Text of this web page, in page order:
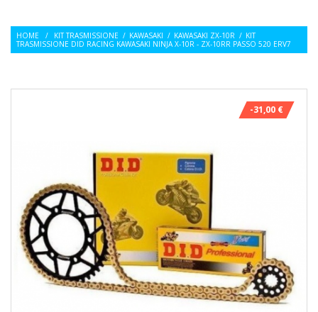
HOME / KIT TRASMISSIONE / KAWASAKI / KAWASAKI ZX-10R / KIT
TRASMISSIONE DID RACING KAWASAKI NINJA X-10R - ZX-10RR PASSO 520 ERV7
-31,00 €